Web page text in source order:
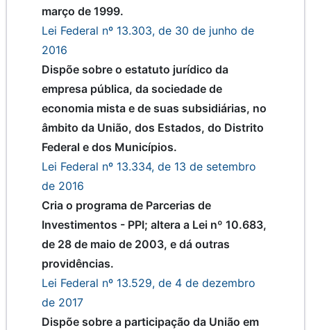
março de 1999.
Lei Federal nº 13.303, de 30 de junho de
2016
Dispõe sobre o estatuto jurídico da
empresa pública, da sociedade de
economia mista e de suas subsidiárias, no
âmbito da União, dos Estados, do Distrito
Federal e dos Municípios.
Lei Federal nº 13.334, de 13 de setembro
de 2016
Cria o programa de Parcerias de
Investimentos - PPI; altera a Lei nº 10.683,
de 28 de maio de 2003, e dá outras
providências.
Lei Federal nº 13.529, de 4 de dezembro
de 2017
Dispõe sobre a participação da União em